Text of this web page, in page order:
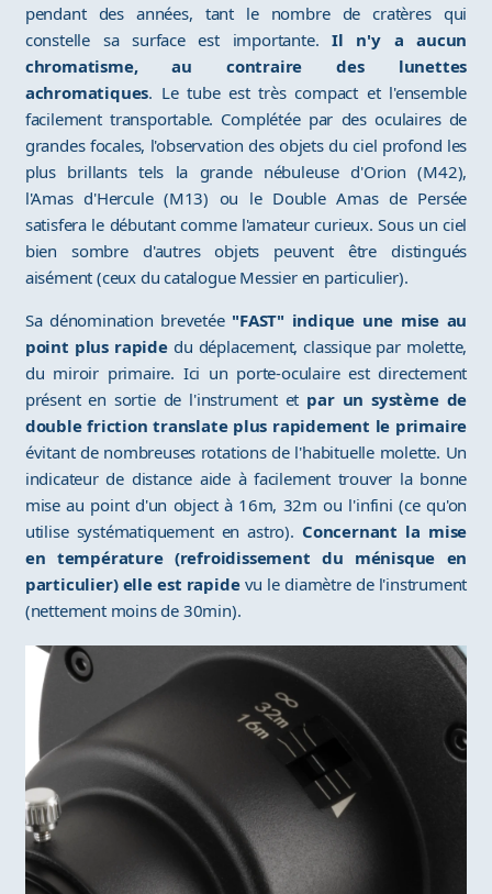
pendant des années, tant le nombre de cratères qui
constelle sa surface est importante.Il n'y a aucun
chromatisme, au contraire des lunettes
achromatiques. Le tube est très compact et l'ensemble
facilement transportable. Complétée par des oculaires de
grandes focales, l'observation des objets du ciel profond les
plus brillants tels la grande nébuleuse d'Orion (M42),
l'Amas d'Hercule (M13) ou le Double Amas de Persée
satisfera le débutant comme l'amateur curieux. Sous un ciel
bien sombre d'autres objets peuvent être distingués
aisément (ceux du catalogue Messier en particulier).
Sa dénomination brevetée "FAST" indique une mise au
point plus rapidedu déplacement, classique par molette,
du miroir primaire. Ici un porte-oculaire est directement
présent en sortie de l'instrument et par un système de
double friction translate plus rapidement le primaire
évitant de nombreuses rotations de l'habituelle molette. Un
indicateur de distance aide à facilement trouver la bonne
mise au point d'un object à 16m, 32m ou l'infini (ce qu'on
utilise systématiquement en astro). Concernant la mise
en température (refroidissement du ménisque en
particulier) elle est rapidevu le diamètre de l'instrument
(nettement moins de 30min).